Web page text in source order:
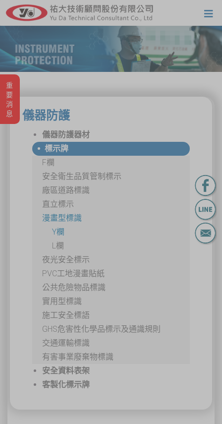
重要消息 儀器防護
儀器防護器材
標示牌
F欄
安全衛生品質管制標示
廠區道路標識
直立標示
漫畫型標識
Y欄
L欄
夜光安全標示
PVC工地漫畫貼紙
公共危險物品標識
實用型標識
施工安全標語
GHS危害性化學品標示及通識規則
交通運輸標識
有害事業廢棄物標識
安全資料表架
客製化標示牌